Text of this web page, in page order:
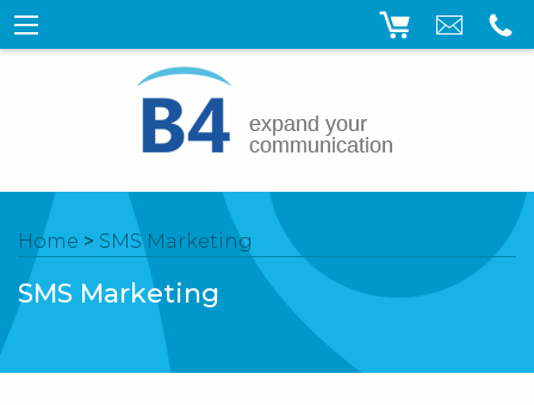
Home > SMS Marketing
SMS Marketing